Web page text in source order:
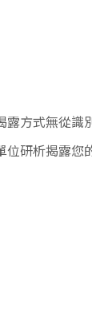
方式無從識
研析揭露您